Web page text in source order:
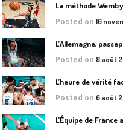
La méthode
Posted on16
L’Allemagne,
Posted on 8 août
L’heure de vérité
Posted on 6 août
L’Équipe de